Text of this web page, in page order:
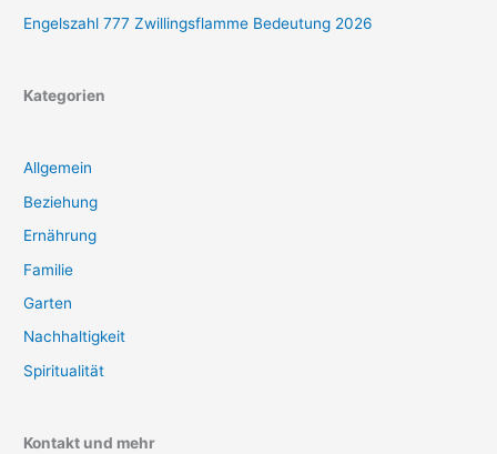
Engelszahl 777 Zwillingsflamme Bedeutung 2026
Kategorien
Allgemein
Beziehung
Ernährung
Familie
Garten
Nachhaltigkeit
Spiritualität
Kontakt und mehr